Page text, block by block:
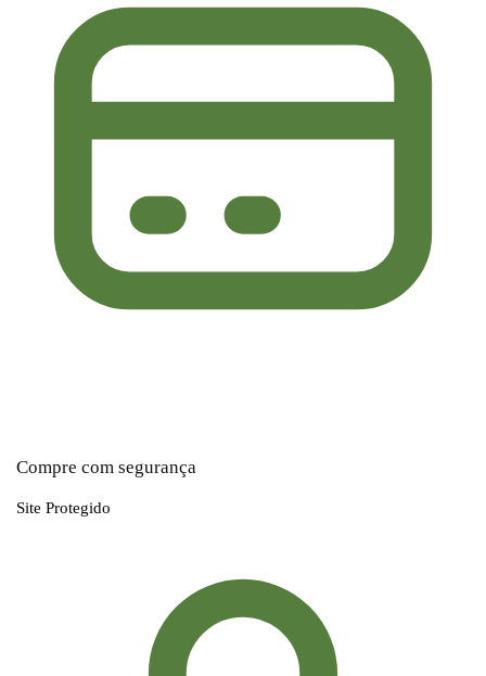
Compre com segurança
Site Protegido